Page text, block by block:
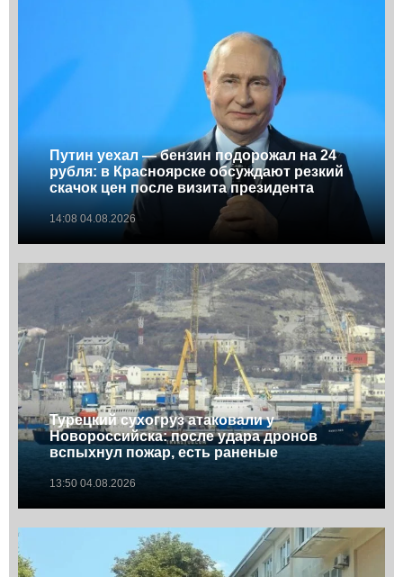
Путин уехал — бензин подорожал на 24
рубля: в Красноярске обсуждают резкий
скачок цен после визита президента
14:08 04.08.2026
Турецкий сухогруз атаковали у
Новороссийска: после удара дронов
вспыхнул пожар, есть раненые
13:50 04.08.2026